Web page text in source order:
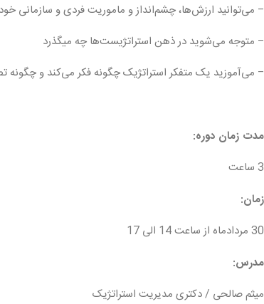
– می‌توانید ارزش‌ها، چشم‌انداز و ماموریت فردی و سازمانی
– متوجه می‌شوید در ذهن استراتژیست‌ها چه می‎گذرد
– می‌آموزید یک متفکر استراتژیک چگونه فکر می‌کند و چگونه
مدت زمان دوره:
3 ساعت
زمان:
30 مردادماه از ساعت 14 الی 17
مدرس:
میثم صالحی / دکتری مدیریت استراتژیک